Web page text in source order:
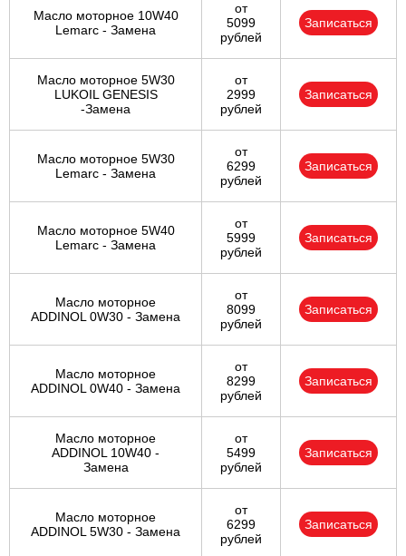
Масло моторное 10W40
Lemarc - Замена
от
5099
рублей
Записаться
Масло моторное 5W30
LUKOIL GENESIS
-Замена
от
2999
рублей
Записаться
Масло моторное 5W30
Lemarc - Замена
от
6299
рублей
Записаться
Масло моторное 5W40
Lemarc - Замена
от
5999
рублей
Записаться
Масло моторное
ADDINOL 0W30 - Замена
от
8099
рублей
Записаться
Масло моторное
ADDINOL 0W40 - Замена
от
8299
рублей
Записаться
Масло моторное
ADDINOL 10W40 -
Замена
от
5499
рублей
Записаться
Масло моторное
ADDINOL 5W30 - Замена
от
6299
рублей
Записаться